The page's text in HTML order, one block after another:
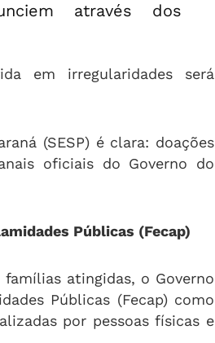
através dos
em irregularidades será
(SESP) é clara: doações
oficiais do Governo do
Públicas (Fecap)
atingidas, o Governo
Públicas (Fecap) como
por pessoas físicas e